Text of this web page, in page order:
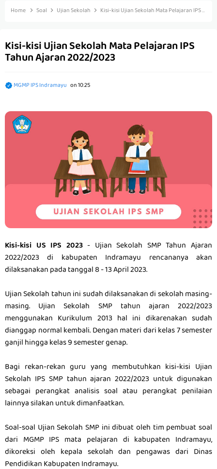
Home Soal Ujian Sekolah Kisi-kisi Ujian Sekolah Mata Pelajaran IPS Tahun Ajaran 2022/2023
Kisi-kisi Ujian Sekolah Mata Pelajaran IPS
Tahun Ajaran 2022/2023
MGMP IPS Indramayu on10:25
Kisi-kisi US IPS 2023- Ujian Sekolah SMP Tahun Ajaran
2022/2023 di kabupaten Indramayu rencananya akan
dilaksanakan pada tanggal 8 - 13 April 2023.
Ujian Sekolah tahun ini sudah dilaksanakan di sekolah masing-
masing. Ujian Sekolah SMP tahun ajaran 2022/2023
menggunakan Kurikulum 2013 hal ini dikarenakan sudah
dianggap normal kembali. Dengan materi dari kelas 7 semester
ganjil hingga kelas 9 semester genap.
Bagi rekan-rekan guru yang membutuhkan kisi-kisi Ujian
Sekolah IPS SMP tahun ajaran 2022/2023 untuk digunakan
sebagai perangkat analisis soal atau perangkat penilaian
lainnya silakan untuk dimanfaatkan.
Soal-soal Ujian Sekolah SMP ini dibuat oleh tim pembuat soal
dari MGMP IPS mata pelajaran di kabupaten Indramayu,
dikoreksi oleh kepala sekolah dan pengawas dari Dinas
Pendidikan Kabupaten Indramayu.